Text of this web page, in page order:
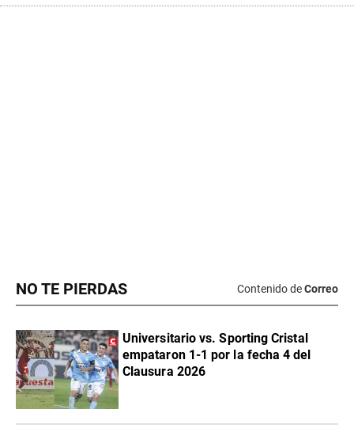
NO TE PIERDAS Contenido deCorreo
Universitario vs. Sporting Cristal
empataron 1-1 por la fecha 4 del
Clausura 2026